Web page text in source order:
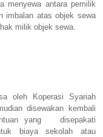
menyewa antara pemilik
imbalan atas objek sewa
milik objek sewa.
oleh Koperasi Syariah
disewakan kembali
yang
disepakati
biaya sekolah atau